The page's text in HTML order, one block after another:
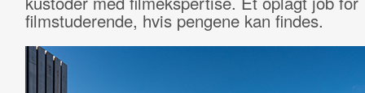
filmstuderende, hvis pengene kan findes.